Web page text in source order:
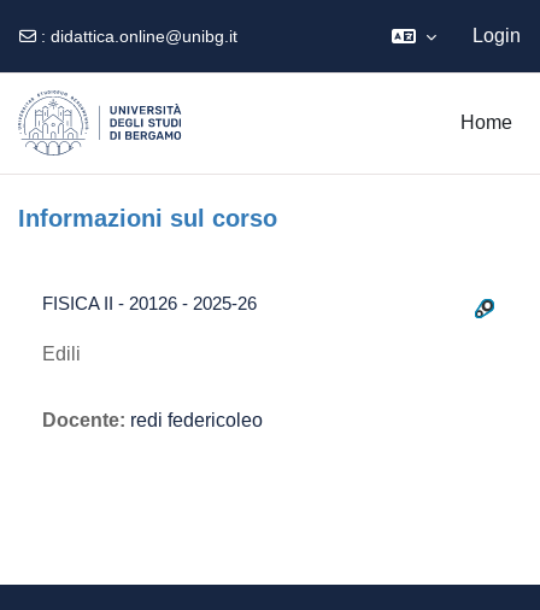
: didattica.online@unibg.it Login
Home
Informazioni sul corso
FISICA II - 20126 - 2025-26
Edili
Docente: redi federicoleo